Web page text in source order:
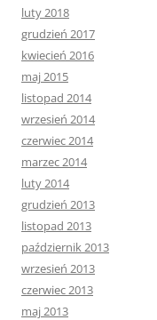
luty 2018
grudzień 2017
kwiecień 2016
maj 2015
listopad 2014
wrzesień 2014
czerwiec 2014
marzec 2014
luty 2014
grudzień 2013
listopad 2013
październik 2013
wrzesień 2013
czerwiec 2013
maj 2013